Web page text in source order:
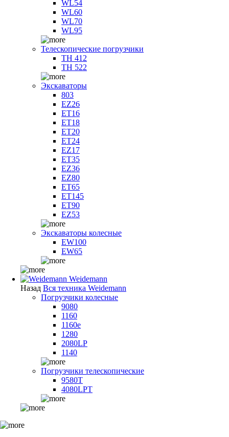
WL54
WL60
WL70
WL95
Телескопические погрузчики
TH 412
TH 522
Экскаваторы
803
EZ26
ET16
ET18
ET20
ET24
EZ17
ET35
EZ36
EZ80
ET65
ET145
ET90
EZ53
Экскаваторы колесные
EW100
EW65
Weidemann
Назад Вся техника Weidemann
Погрузчики колесные
9080
1160
1160e
1280
2080LP
1140
Погрузчики телескопические
9580T
4080LPT